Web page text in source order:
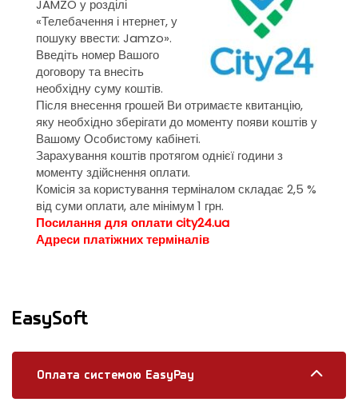
JAMZO у розділі
«Телебачення і нтернет, у
пошуку ввести: Jamzo».
Введіть номер Вашого
договору та внесіть
необхідну суму коштів.
Після внесення грошей Ви отримаєте квитанцію,
яку необхідно зберігати до моменту появи коштів у
Вашому Особистому кабінеті.
Зарахування коштів протягом однієї години з
моменту здійснення оплати.
Комісія за користування терміналом складає 2,5 %
від суми оплати, але мінімум 1 грн.
Посилання для оплати city24.ua
Адреси платіжних терміналів
EasySoft
Оплата системою EasyPay